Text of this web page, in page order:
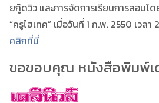
ยกู๊ดวิว และการจัดการเรียนการสอนโด
“ครูไฮเทค” เมื่อวันที่ 1 ก.พ. 2550 เวลา
คลิกที่นี่
ขอขอบคุณ หนังสือพิมพ์เ